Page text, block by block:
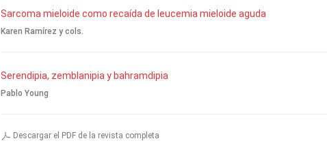
Sarcoma mieloide como recaída de leucemia mieloide aguda
Karen Ramírez y cols.
Serendipia, zemblanipia y bahramdipia
Pablo Young
Descargar el PDF de la revista completa